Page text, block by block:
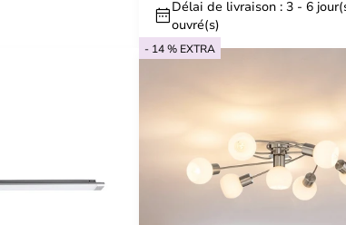
Délai de livraison : 3 - 6
ouvré(s)
- 14 % EXTRA